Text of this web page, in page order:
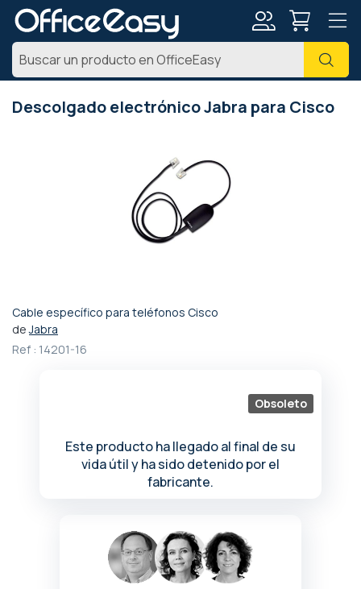
Descolgado electrónico Jabra para Cisco
Cable específico para teléfonos Cisco
deJabra
Ref : 14201-16
Obsoleto
Este producto ha llegado al final de su
vida útil y ha sido detenido por el
fabricante.
Saltar
al
comienzo